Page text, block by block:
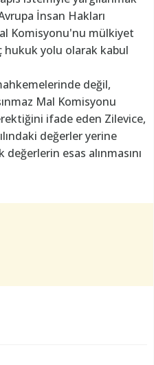
İnsan Hakları
Komisyonu'nu mülkiyet
hukuk yolu olarak kabul
değil,
Mal Komisyonu
ifade eden Zilevice,
değerler yerine
esas alınmasını